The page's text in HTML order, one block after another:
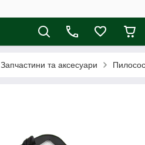
Запчастини та аксесуари